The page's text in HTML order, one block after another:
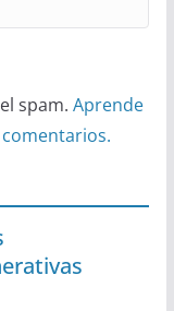
spam. Aprende